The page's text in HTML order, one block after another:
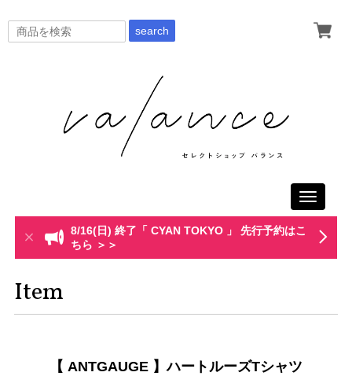
search
Toggle
8/16(日) 終了「 CYAN TOKYO 」 先行予約はこ
ちら ＞＞
Item
【 ANTGAUGE 】ハートルーズTシャツ